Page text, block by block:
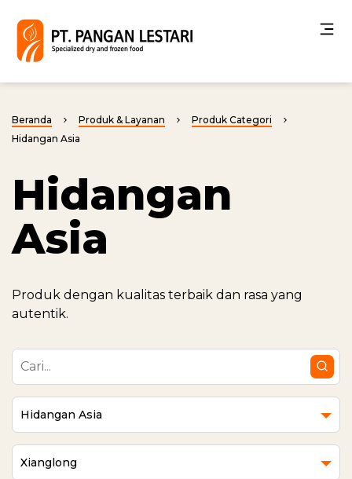
Beranda Produk & Layanan
Produk Categori
Hidangan Asia
Hidangan
Asia
Produk dengan kualitas terbaik dan rasa yang
autentik.
Hidangan Asia
Xianglong